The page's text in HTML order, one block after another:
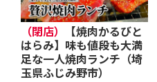
（閉店）
【焼肉かるびと
はらみ】味も値段も大満
足な一人焼肉ランチ（埼
玉県ふじみ野市）